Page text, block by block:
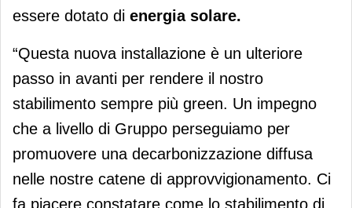
essere dotato di energia solare.
“Questa nuova installazione è un ulteriore
passo in avanti per rendere il nostro
stabilimento sempre più green. Un impegno
che a livello di Gruppo perseguiamo per
promuovere una decarbonizzazione diffusa
nelle nostre catene di approvvigionamento. Ci
fa piacere constatare come lo stabilimento di